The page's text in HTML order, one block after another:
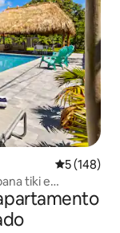
5 de uma
5 (148)
tiki e